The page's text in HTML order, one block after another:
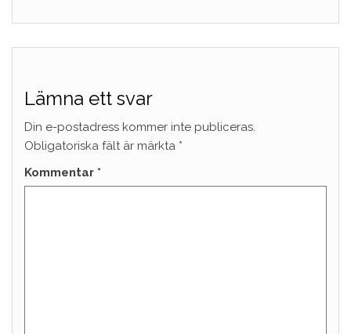
Lämna ett svar
Din e-postadress kommer inte publiceras.
Obligatoriska fält är märkta *
Kommentar *